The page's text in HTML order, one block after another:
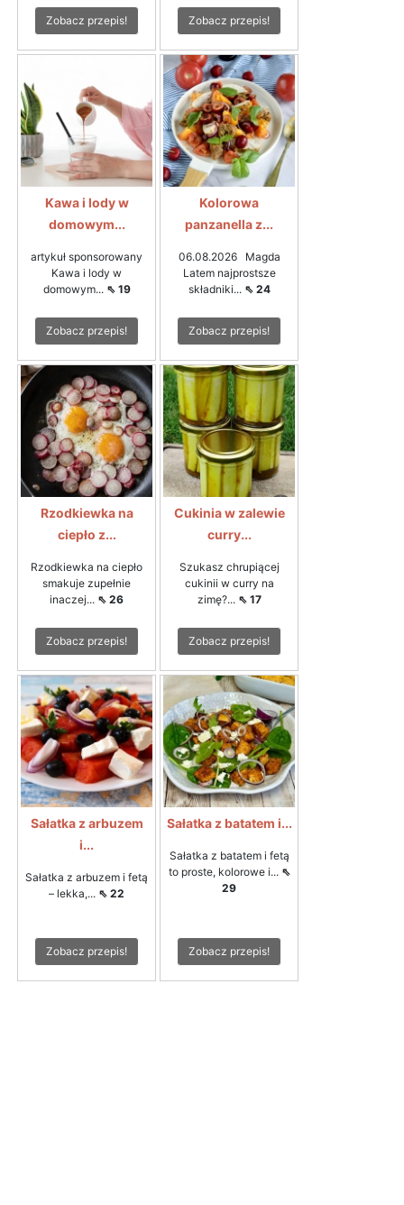
Zobacz przepis! Zobacz przepis!
Kawa i lody w
domowym...
artykuł sponsorowany
Kawa i lody w
domowym... ⇖ 19
Zobacz przepis!
Kolorowa
panzanella z...
06.08.2026 Magda
Latem najprostsze
składniki... ⇖ 24
Zobacz przepis!
Rzodkiewka na
ciepło z...
Rzodkiewka na ciepło
smakuje zupełnie
inaczej... ⇖ 26
Zobacz przepis!
Cukinia w zalewie
curry...
Szukasz chrupiącej
cukinii w curry na
zimę?... ⇖ 17
Zobacz przepis!
Sałatka z arbuzem
i...
Sałatka z arbuzem i fetą
– lekka,... ⇖ 22
Zobacz przepis!
Sałatka z batatem i...
Sałatka z batatem i fetą
to proste, kolorowe i... ⇖
29
Zobacz przepis!